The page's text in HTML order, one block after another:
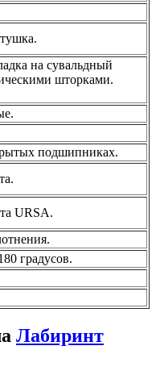
на сувальдный
шторками.
подшипниках.
URSA.
градусов.
Лабиринт